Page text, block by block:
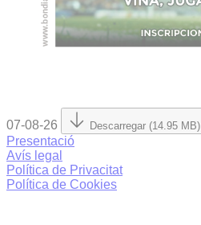
07-08-26 Descarregar (14.95 MB)
Presentació
Avís legal
Política de Privacitat
Política de Cookies